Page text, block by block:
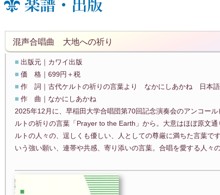
混声合唱曲 大地への祈り
■ 出版元｜カワイ出版
■ 価 格｜699円＋税
■ 作 詞｜古代ケルトの祈りの言葉より なかにしあかね 日本
■ 作 曲｜なかにしあかね
2025年12月に、早稲田大学合唱団第70回記念演奏会のアンコー
ルトの祈りの言葉「Prayer to the Earth」から。大意はほぼ原文
ルトの人々の、逞しくも優しい、人としての尊厳に満ちた言葉で
いう強い願い、連帯や共感、寄り添いの言葉。合唱を愛する人々